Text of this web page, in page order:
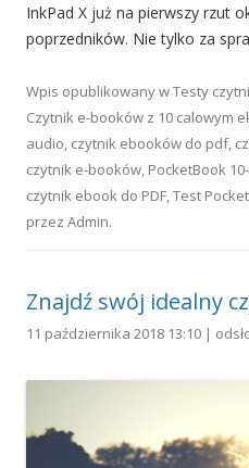
InkPad X już na pierwszy rzut
poprzedników. Nie tylko za
Wpis opublikowany wTesty
Czytnik e-booków z 10 calowym
audio, czytnik ebooków do pdf,
czytnik e-booków, PocketBook
czytnik ebook do PDF,Test
przez Admin.
Znajdź swój idealny
11 października 2018 13:10 |